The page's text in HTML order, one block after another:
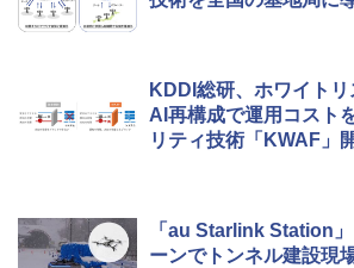
KDDI総研、ホワイトリ
AI再構成で運用コスト
リティ技術「KWAF」
「au Starlink Station
ーンでトンネル建設現